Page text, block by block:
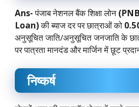
Ans-पंजाब नेशनल बैंक शिक्षा लोन
Loan)की ब्याज दर पर छात्राओं को
अनुसूचित जाति/अनुसूचित जनजाति के
पर पात्रता मानदंड और मार्जिन में छूट
निष्कर्ष